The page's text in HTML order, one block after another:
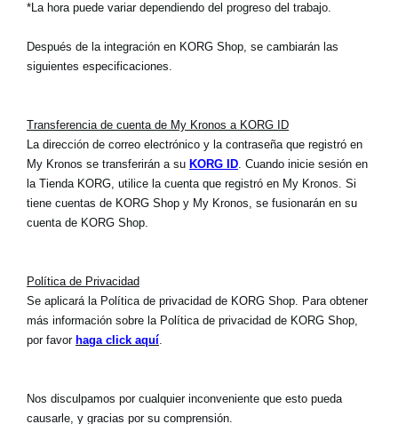
*La hora puede variar dependiendo del progreso del trabajo.
Después de la integración en KORG Shop, se cambiarán las
siguientes especificaciones.
Transferencia de cuenta de My Kronos a KORG ID
La dirección de correo electrónico y la contraseña que registró en
My Kronos se transferirán a su KORG ID. Cuando inicie sesión en
la Tienda KORG, utilice la cuenta que registró en My Kronos. Si
tiene cuentas de KORG Shop y My Kronos, se fusionarán en su
cuenta de KORG Shop.
Política de Privacidad
Se aplicará la Política de privacidad de KORG Shop. Para obtener
más información sobre la Política de privacidad de KORG Shop,
por favor haga click aquí.
Nos disculpamos por cualquier inconveniente que esto pueda
causarle, y gracias por su comprensión.